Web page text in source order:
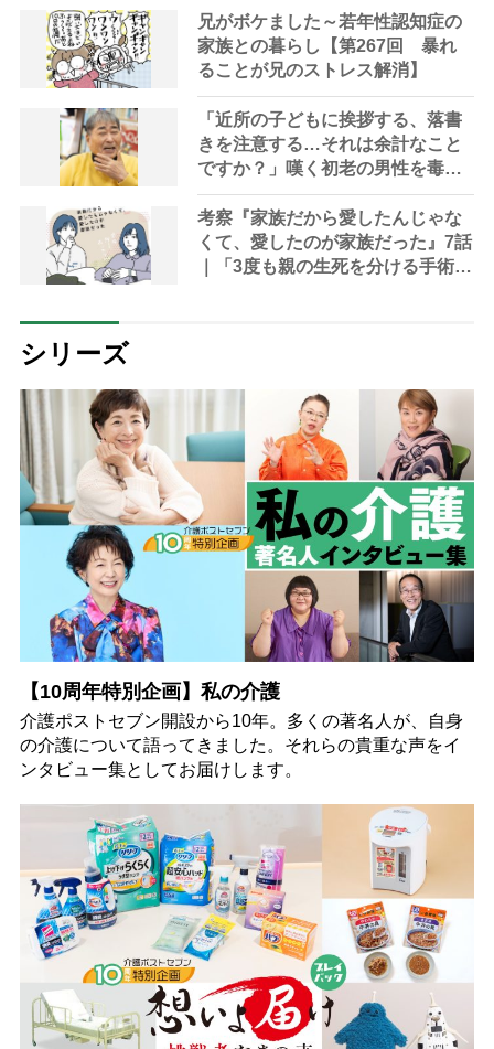
兄がボケました～若年性認知症の
家族との暮らし【第267回 暴れ
ることが兄のストレス解消】
「近所の子どもに挨拶する、落書
きを注意する…それは余計なこと
ですか？」嘆く初老の男性を毒蝮
三太夫が励ます｜「マムちゃんの
毒入り相談室」第62回
考察『家族だから愛したんじゃな
くて、愛したのが家族だった』7話
｜「3度も親の生死を分ける手術に
シリーズ
【10周年特別企画】私の介護
介護ポストセブン開設から10年。多くの著名人が、自身
の介護について語ってきました。それらの貴重な声をイ
ンタビュー集としてお届けします。